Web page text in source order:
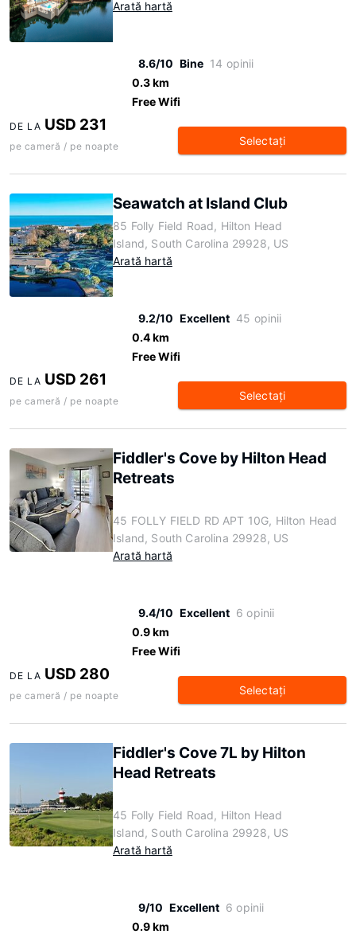
Arată hartă
8.6/10 Bine 14 opinii
0.3 km
Free Wifi
DE LA USD 231
pe cameră / pe noapte Selectaţi
Seawatch at Island Club
85 Folly Field Road, Hilton Head
Island, South Carolina 29928, US
Arată hartă
9.2/10 Excellent 45 opinii
0.4 km
Free Wifi
DE LA USD 261
pe cameră / pe noapte Selectaţi
Fiddler's Cove by Hilton Head
Retreats
45 FOLLY FIELD RD APT 10G, Hilton Head
Island, South Carolina 29928, US
Arată hartă
9.4/10 Excellent 6 opinii
0.9 km
Free Wifi
DE LA USD 280
pe cameră / pe noapte Selectaţi
Fiddler's Cove 7L by Hilton
Head Retreats
45 Folly Field Road, Hilton Head
Island, South Carolina 29928, US
Arată hartă
9/10 Excellent 6 opinii
0.9 km